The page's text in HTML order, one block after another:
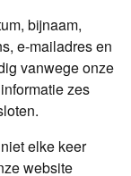
bijnaam,
e-mailadres en
vanwege onze
zes
elke keer
website